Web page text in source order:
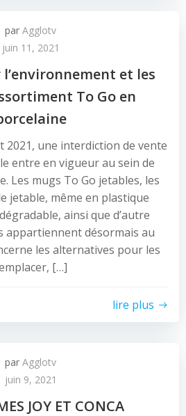
par Agglotv
juin 11, 2021
et les
To Go en
2021, une interdiction de vente
entre en vigueur au sein de
Les mugs To Go jetables, les
jetable, même en plastique
ainsi que d’autre
appartiennent désormais au
les alternatives pour les
[…]
lire plus
par Agglotv
juin 9, 2021
JOY ET CONCA